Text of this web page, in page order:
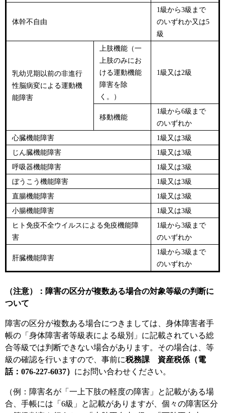
体幹不自由
1級から3級まで
のいずれか又は5
級
乳幼児期以前の非進行
性脳病変による運動機
能障害
上肢機能（一
上肢のみにお
ける運動機能
障害を除
く。）
1級又は2級
移動機能
1級から6級まで
のいずれか
心臓機能障害
1級又は3級
じん臓機能障害
1級又は3級
呼吸器機能障害
1級又は3級
ぼうこう機能障害
1級又は3級
直腸機能障害
1級又は3級
小腸機能障害
1級又は3級
ヒト免疫不全ウイルスによる免疫機能障
害
1級から3級まで
のいずれか
肝臓機能障害
1級から3級まで
のいずれか
（注意）：障害の区分が複数ある場合の対象等級の判断に
ついて
障害の区分が複数ある場合につきましては、身体障害者手
帳の「身体障害者等級表による級別」に記載されている総
合等級では判断できない場合があります。その場合は、等
級の確認を行いますので、事前に税務課 資産税係（電
話：076-227-6037） にお問い合わせください。
（例：障害名が「一上下肢の軽度の障害」と記載がある場
合、手帳には「6級」と記載がありますが、個々の障害区分